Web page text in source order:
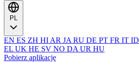
EN ES ZH HI AR JA RU DE PT FR IT ID
EL UK HE SV NO DA UR HU
Pobierz aplikację